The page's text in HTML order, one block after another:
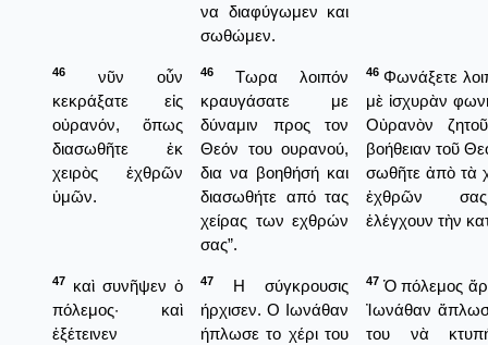
να διαφύγωμεν και
σωθώμεν.
46
νῦν οὖν
κεκράξατε εἰς
οὐρανόν, ὅπως
διασωθῆτε ἐκ
χειρὸς ἐχθρῶν
ὑμῶν.
46
Τωρα λοιπόν
κραυγάσατε με
δύναμιν προς τον
Θεόν του ουρανού,
δια να βοηθήσή και
διασωθήτε από τας
χείρας των εχθρών
σας”.
46 Φωνάξετε
μὲ ἰσχυρὰν
Οὐρανὸν
βοήθειαν τοῦ
σωθῆτε ἀπὸ τὰ
ἐχθρῶν
ἐλέγχουν τὴν
47
καὶ συνῆψεν ὁ
πόλεμος· καὶ
ἐξέτεινεν
47
Η σύγκρουσις
ήρχισεν. Ο Ιωνάθαν
ήπλωσε το χέρι του
47 Ὁ πόλεμος
Ἰωνάθαν
του νὰ